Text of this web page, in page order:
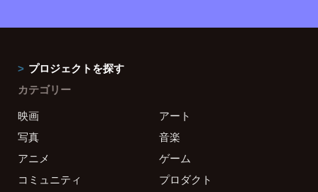
プロジェクトを探す
カテゴリー
映画
アート
写真
音楽
アニメ
ゲーム
コミュニティ
プロダクト